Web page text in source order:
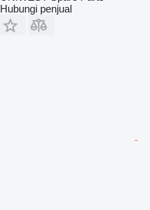
Hubungi penjual